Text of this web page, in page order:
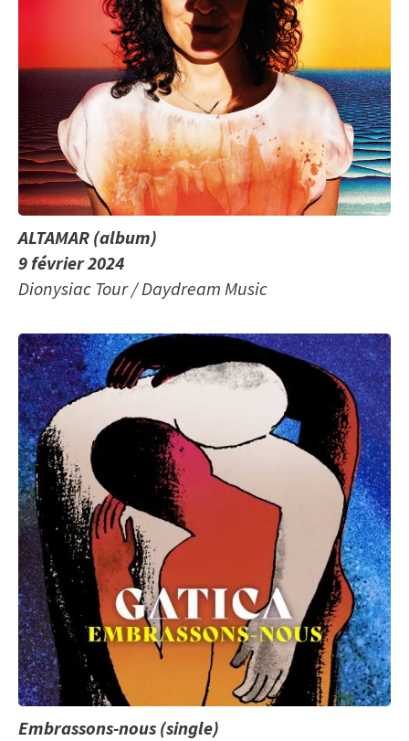
ALTAMAR (album)
9 février 2024
Dionysiac Tour / Daydream Music
Embrassons-nous (single)